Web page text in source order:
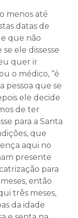
menos até
datas de
que não
ele dissesse
quer ir
o médico, “é
pessoa que se
ele decide
de ter
para a Santa
que
aqui no
presente
para
então
três meses,
da idade